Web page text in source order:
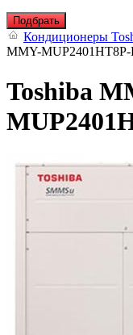
Подбрать
Кондиционеры
MMY-MUP2401HT8P-
Toshiba